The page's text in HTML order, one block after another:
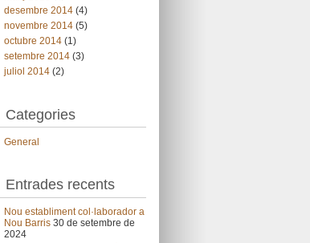
desembre 2014(4)
novembre 2014(5)
octubre 2014(1)
setembre 2014(3)
juliol 2014(2)
Categories
General
Entrades recents
Nou establiment col·laborador a
Nou Barris 30 de setembre de
2024